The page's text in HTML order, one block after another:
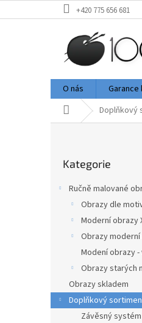
na
+420 775 656 681
O nás
Domů Doplňkový
e
l
kategorie
Kategorie
Ručně malované
Obrazy dle
Moderní obrazy
Obrazy moderní
Modení obrazy
Obrazy starých
Obrazy skladem
Doplňkový
Závěsný systém